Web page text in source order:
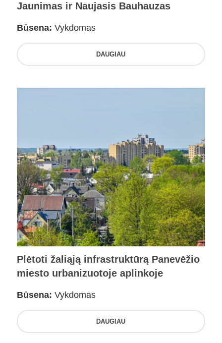
Jaunimas ir Naujasis Bauhauzas
Būsena: Vykdomas
DAUGIAU
Plėtoti žaliąją infrastruktūrą Panevėžio
miesto urbanizuotoje aplinkoje
Būsena: Vykdomas
DAUGIAU